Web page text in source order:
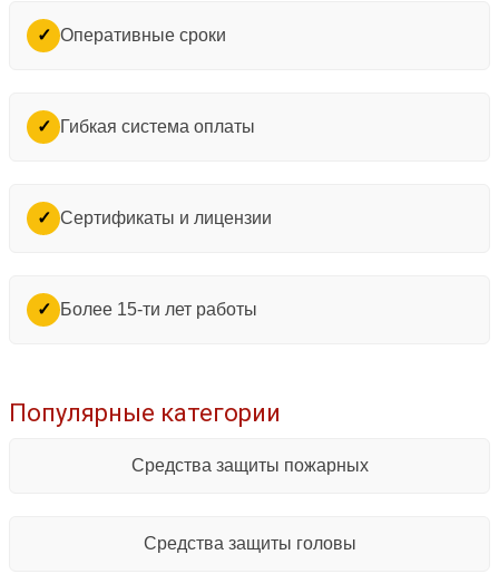
✓ Оперативные сроки
✓ Гибкая система оплаты
✓ Сертификаты и лицензии
✓ Более 15-ти лет работы
Популярные категории
Средства защиты пожарных
Средства защиты головы